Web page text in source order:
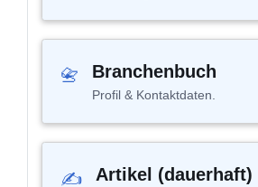
📇 Branchenbuch
Profil & Kontaktdaten.
✍ Artikel (dauerhaft)